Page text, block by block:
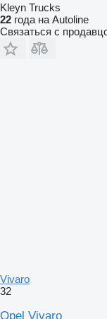
Kleyn Trucks
22 года на Autoline
Связаться с
Vivaro
32
Opel Vivaro